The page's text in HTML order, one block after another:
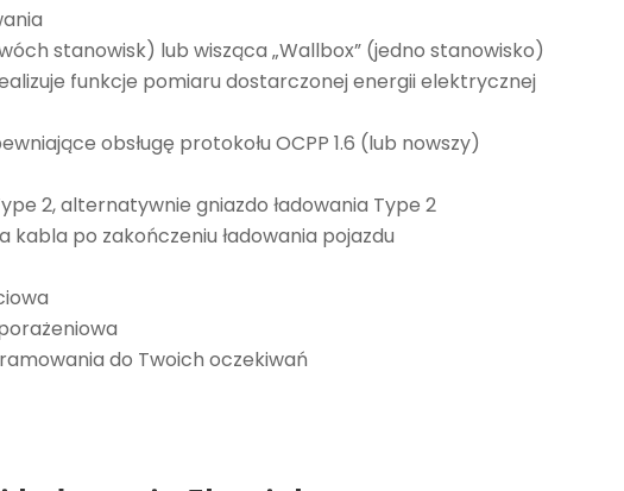
stanowisk) lub wisząca „Wallbox” (jedno stanowisko)
funkcje pomiaru dostarczonej energii elektrycznej
obsługę protokołu OCPP 1.6 (lub nowszy)
2, alternatywnie gniazdo ładowania Type 2
kabla po zakończeniu ładowania pojazdu
do Twoich oczekiwań